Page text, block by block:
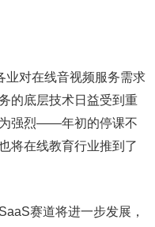
业对在线音视频服务需求
的底层技术日益受到重
强烈——年初的停课不
将在线教育行业推到了
赛道将进一步发展，